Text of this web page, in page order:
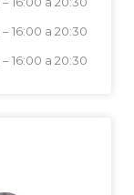
–16:00 a 20:30
–16:00 a 20:30